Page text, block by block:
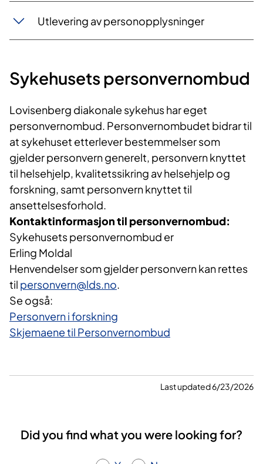
Utlevering av personopplysninger
Sykehusets personvernombud
Lovisenberg diakonale sykehus har eget
personvernombud. Personvernombudet bidrar til
at sykehuset etterlever bestemmelser som
gjelder personvern generelt, personvern knyttet
til helsehjelp, kvalitetssikring av helsehjelp og
forskning, samt personvern knyttet til
ansettelsesforhold.
Kontaktinformasjon til personvernombud:
Sykehusets personvernombud er
Erling Moldal
Henvendelser som gjelder personvern kan rettes
til personvern@lds.no.
Se også:
Personvern i forskning
Skjemaene til Personvernombud
Last updated 6/23/2026
Did you find what you were looking for?